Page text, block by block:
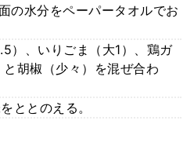
の水分をペーパータオルでお
）、いりごま（大1）、鶏ガ
胡椒（少々）を混ぜ合わ
ととのえる。